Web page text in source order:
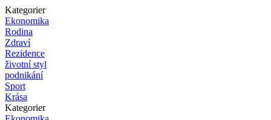
Kategorier
Ekonomika
Rodina
Zdraví
Rezidence
životní styl
podnikání
Sport
Krása
Kategorier